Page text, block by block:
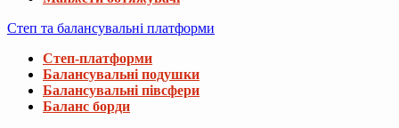
Степ та балансувальні платформи
Степ-платформи
Балансувальні подушки
Балансувальні півсфери
Баланс борди